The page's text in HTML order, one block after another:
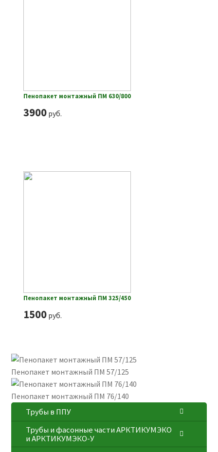
Пенопакет монтажный ПМ 630/800
3900руб.
Пенопакет монтажный ПМ 325/450
1500руб.
Пенопакет монтажный ПМ 57/125
Пенопакет монтажный ПМ 76/140
Трубы в ППУ
Трубы и фасонные части АРКТИКУМЭКО
и АРКТИКУМЭКО-У